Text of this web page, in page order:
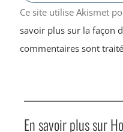
Ce site utilise Akismet
savoir plus sur la façon
commentaires sont
En savoir plus sur